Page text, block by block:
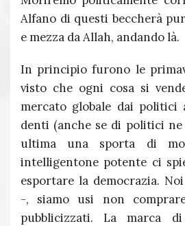
Alfano di questi beccherà
e mezza da Allah, andando là.
In principio furono le
visto che ogni cosa si
mercato globale dai politici
denti (anche se di politici
ultima una sporta di
intelligentone potente ci
esportare la democrazia.
-, siamo usi non
pubblicizzati. La marca